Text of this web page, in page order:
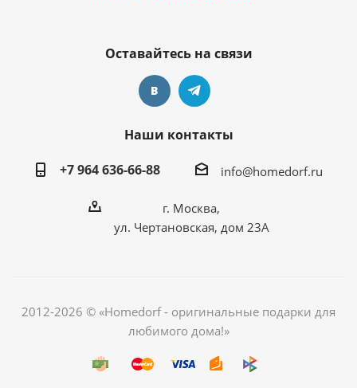
Оставайтесь на связи
Наши контакты
+7 964 636-66-88
info@homedorf.ru
г. Москва,
ул. Чертановская, дом 23А
2012-2026 © «Homedorf - оригинальные подарки для
любимого дома!»